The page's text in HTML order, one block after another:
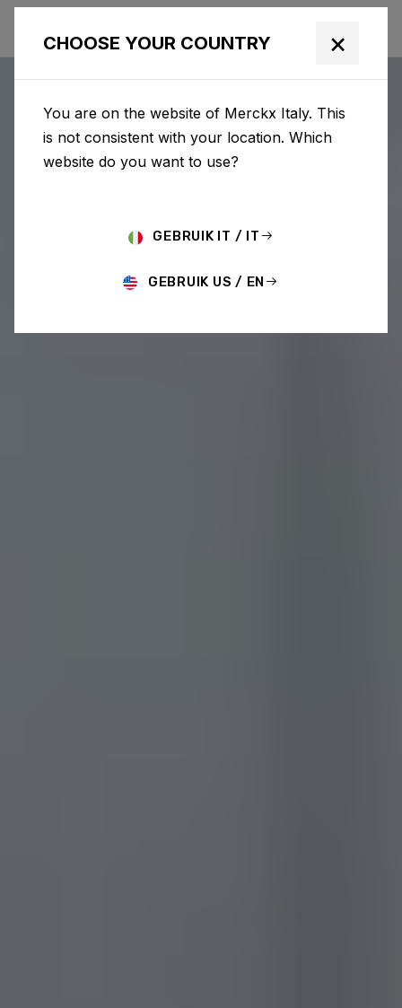
CHOOSE YOUR COUNTRY ×
You are on the website of Merckx Italy. This
is not consistent with your location. Which
website do you want to use?
GEBRUIK IT / IT
GEBRUIK US / EN